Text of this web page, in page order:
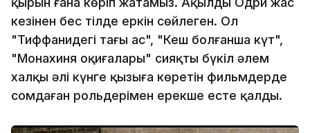
кезінен бес тілде еркін сөйлеген. Ол
"Тиффанидегі таңғы ас", "Кеш болғанша күт",
"Монахиня оқиғалары" сияқты бүкіл әлем
халқы әлі күнге қызыға көретін фильмдерде
сомдаған рольдерімен ерекше есте қалды.